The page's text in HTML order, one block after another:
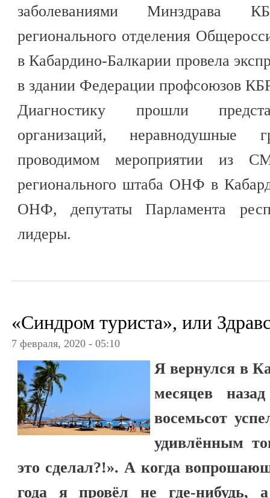
заболеваниями Минздрава
регионального отделения
в Кабардино-Балкарии провела
в здании Федерации профсоюзов
Диагностику прошли
организаций, неравнодушные
проводимом мероприятии из
регионального штаба ОНФ в
ОНФ, депутаты Парламента
лидеры.
«Синдром туриста», или
7 февраля, 2020 - 05:10
Я вернулся в
месяцев
восемьсот
удивлённым
это сделал?!». А когда
года я провёл не где-